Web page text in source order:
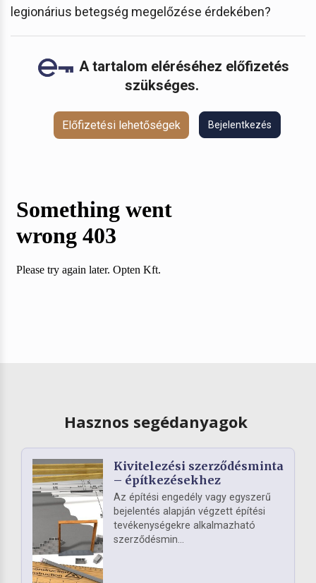
legionárius betegség megelőzése érdekében?
A tartalom eléréséhez előfizetés
szükséges.
Előfizetési lehetőségek Bejelentkezés
Hasznos segédanyagok
Kivitelezési szerződésminta
– építkezésekhez
Az építési engedély vagy egyszerű
bejelentés alapján végzett építési
tevékenységekre alkalmazható
szerződésmin...